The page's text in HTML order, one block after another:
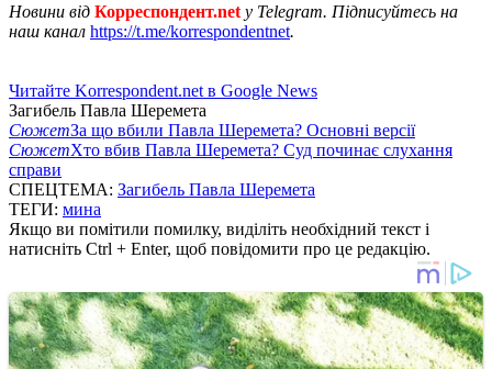
Новини від Корреспондент.net у Telegram. Підписуйтесь на
наш канал https://t.me/korrespondentnet.
Читайте Korrespondent.net в Google News
Загибель Павла Шеремета
СюжетЗа що вбили Павла Шеремета? Основні версії
СюжетХто вбив Павла Шеремета? Суд починає слухання
справи
СПЕЦТЕМА: Загибель Павла Шеремета
ТЕГИ: мина
Якщо ви помітили помилку, виділіть необхідний текст і
натисніть Ctrl + Enter, щоб повідомити про це редакцію.